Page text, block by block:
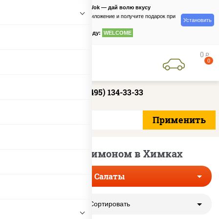
PizzaSushiWok — дай волю вкусу
Скачайте приложение и получите подарок при
по промокоду: WELCOME
Установить
0 руб
0
+7 (495) 134-33-33
Салаты с лимоном в Химках
Салаты
Сортировать